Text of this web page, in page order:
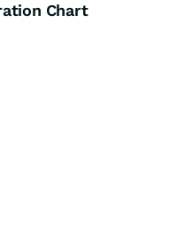
Chart